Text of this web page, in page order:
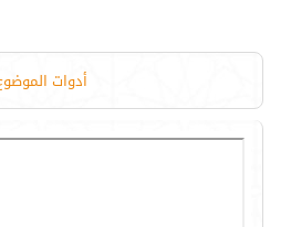
أدوات